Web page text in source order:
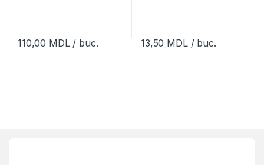
110,00 MDL/ buc. 13,50 MDL/ buc.